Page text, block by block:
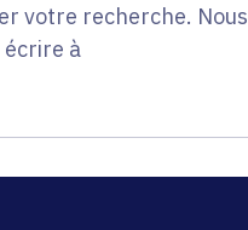
votre recherche. Nous
écrire à